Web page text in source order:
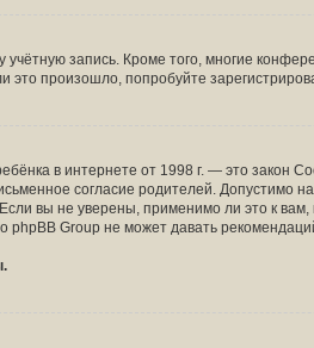
запись. Кроме того, многие
произошло, попробуйте
в интернете от 1998 г. — это закон
согласие родителей. Допустимо
вы не уверены, применимо ли это к вам,
Group не может давать